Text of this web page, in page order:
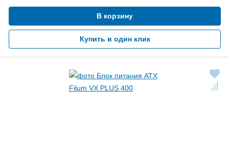
В корзину
Купить в один клик